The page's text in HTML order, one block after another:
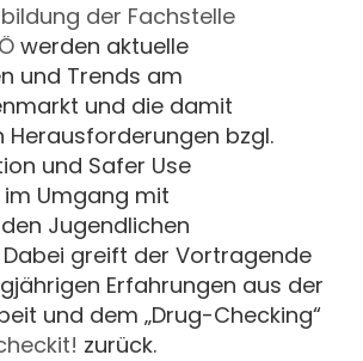
der Fachstelle
werden aktuelle
und Trends am
und die damit
Herausforderungen bzgl.
und Safer Use
Umgang mit
Jugendlichen
greift der Vortragende
Erfahrungen aus der
und dem „Drug-Checking“
zurück.